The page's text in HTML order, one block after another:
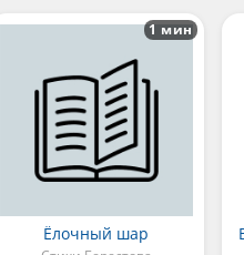
Ёлочный шар
1 мин